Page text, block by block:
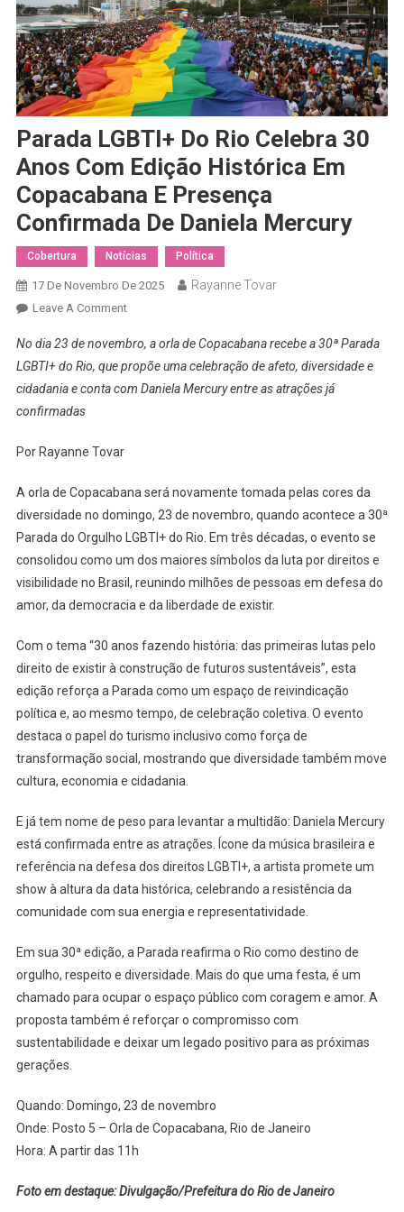
Parada LGBTI+ Do Rio Celebra 30
Anos Com Edição Histórica Em
Copacabana E Presença
Confirmada De Daniela Mercury
Cobertura Notícias Política
17 De Novembro De 2025 Rayanne Tovar
Leave A CommentOn
LGBTI+
Do
Rio
Edição
Histórica
Em
Copacabana
E
Presença
Mercury
No dia 23 de novembro, a orla de Copacabana recebe a 30ª Parada
LGBTI+ do Rio, que propõe uma celebração de afeto, diversidade e
cidadania e conta com Daniela Mercury entre as atrações já
confirmadas
Por Rayanne Tovar
A orla de Copacabana será novamente tomada pelas cores da
diversidade no domingo, 23 de novembro, quando acontece a 30ª
Parada do Orgulho LGBTI+ do Rio. Em três décadas, o evento se
consolidou como um dos maiores símbolos da luta por direitos e
visibilidade no Brasil, reunindo milhões de pessoas em defesa do
amor, da democracia e da liberdade de existir.
Com o tema “30 anos fazendo história: das primeiras lutas pelo
direito de existir à construção de futuros sustentáveis”, esta
edição reforça a Parada como um espaço de reivindicação
política e, ao mesmo tempo, de celebração coletiva. O evento
destaca o papel do turismo inclusivo como força de
transformação social, mostrando que diversidade também move
cultura, economia e cidadania.
E já tem nome de peso para levantar a multidão: Daniela Mercury
está confirmada entre as atrações. Ícone da música brasileira e
referência na defesa dos direitos LGBTI+, a artista promete um
show à altura da data histórica, celebrando a resistência da
comunidade com sua energia e representatividade.
Em sua 30ª edição, a Parada reafirma o Rio como destino de
orgulho, respeito e diversidade. Mais do que uma festa, é um
chamado para ocupar o espaço público com coragem e amor. A
proposta também é reforçar o compromisso com
sustentabilidade e deixar um legado positivo para as próximas
gerações.
Quando: Domingo, 23 de novembro
Onde: Posto 5 – Orla de Copacabana, Rio de Janeiro
Hora: A partir das 11h
Foto em destaque: Divulgação/Prefeitura do Rio de Janeiro